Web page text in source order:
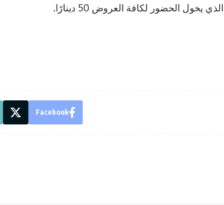
الحضور لكافة العروض 50 دينارًا.
Facebook